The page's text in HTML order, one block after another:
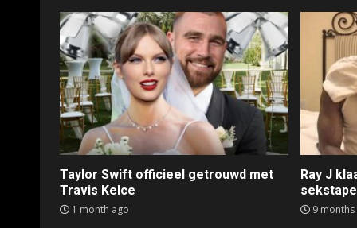
Taylor Swift officieel getrouwd met
Travis Kelce
1 month ago
Ray J
sekstape
9